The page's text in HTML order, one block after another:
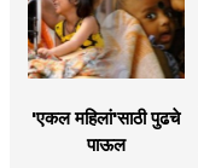
'एकल महिलां'साठी पुढचे
पाऊल